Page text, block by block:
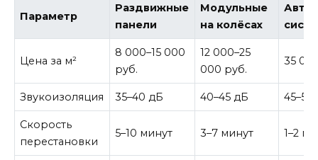
Параметр
Раздвижные
панели
Модульные
на колёсах
Цена за м²
8 000–15 000
руб.
12 000–25
000 руб.
35
Звукоизоляция 35–40 дБ 40–45 дБ
Скорость
перестановки
5–10 минут 3–7 минут 1–2